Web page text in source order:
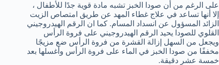
على الرغم من أن صودا الخبز تشبه مادة قوية جدًا للأطفال ،
إلا أنها تساعد في علاج غطاء المهد عن طريق امتصاص الزيت
الزائد المسؤول عن انسداد المسام. كما ان الرقم الهيدروجيني
القلوي للصودا يحيد الرقم الهيدروجيني على فروة الرأس
ويجعل من السهل إزالة القشرة من فروة الرأس ضع مزيجًا
مخففًا من صودا الخبز في الماء على فروة الرأس وأغسلها بعد
خمسة عشر دقيقة.